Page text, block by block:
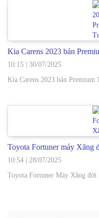
Kia Carens 2023 bản
10:15
30/07/2025
Kia Carens 2023 bản
Toyota Fortuner máy Xăng
10:54
28/07/2025
Toyota Fortuner Máy Xăng